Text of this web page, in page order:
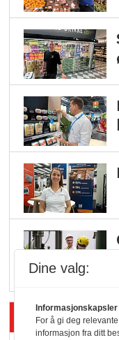
Siste artikler
Dine valg:
For å gi deg
informasjon fra ditt